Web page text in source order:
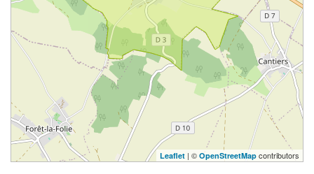
Leaflet | © OpenStreetMap contributors